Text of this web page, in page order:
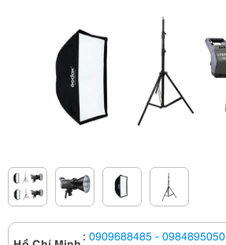
: 0909688485 - 0984895050